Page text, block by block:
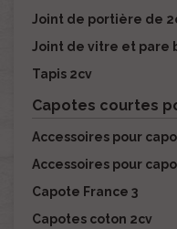
Joint de portière de
Joint de vitre et pare
Tapis 2cv
Capotes courtes
Accessoires pour
Accessoires pour
Capote France 3
Capotes coton 2cv